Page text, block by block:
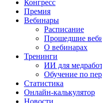
Конгресс
Премия
Вебинары
Расписание
Прошедшие
О вебинарах
Тренинги
ИИ для
Обучение по
Статистика
Онлайн-калькулятор
Новости